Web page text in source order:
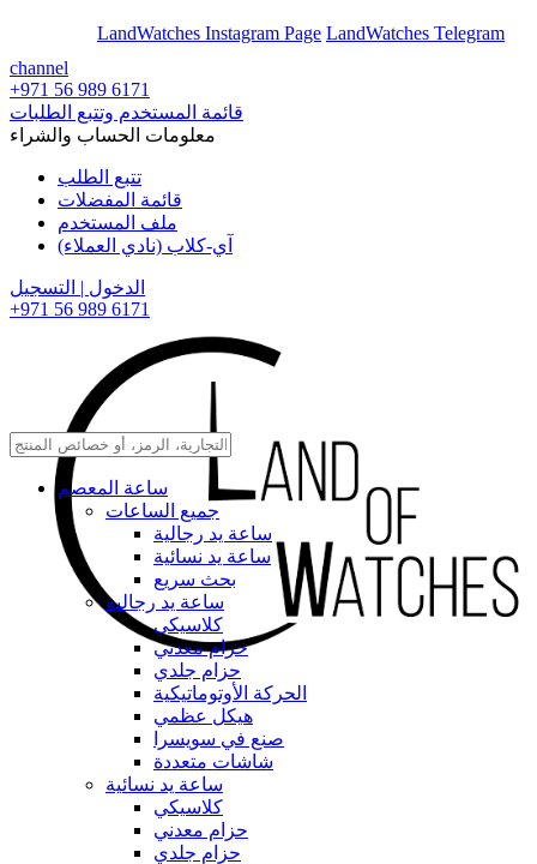
LandWatches Instagram Page LandWatches Telegram
channel
+971 56 989 6171
قائمة المستخدم وتتبع الطلبات
معلومات الحساب والشراء
تتبع الطلب
قائمة المفضلات
ملف المستخدم
آي-كلاب (نادي العملاء)
الدخول | التسجيل
+971 56 989 6171
ساعة المعصم
جميع الساعات
ساعة يد رجالية
ساعة يد نسائية
بحث سريع
ساعة يد رجالية
كلاسيكي
حزام معدني
حزام جلدي
الحركة الأوتوماتيكية
هيكل عظمي
صنع في سويسرا
شاشات متعددة
ساعة يد نسائية
كلاسيكي
حزام معدني
حزام جلدي